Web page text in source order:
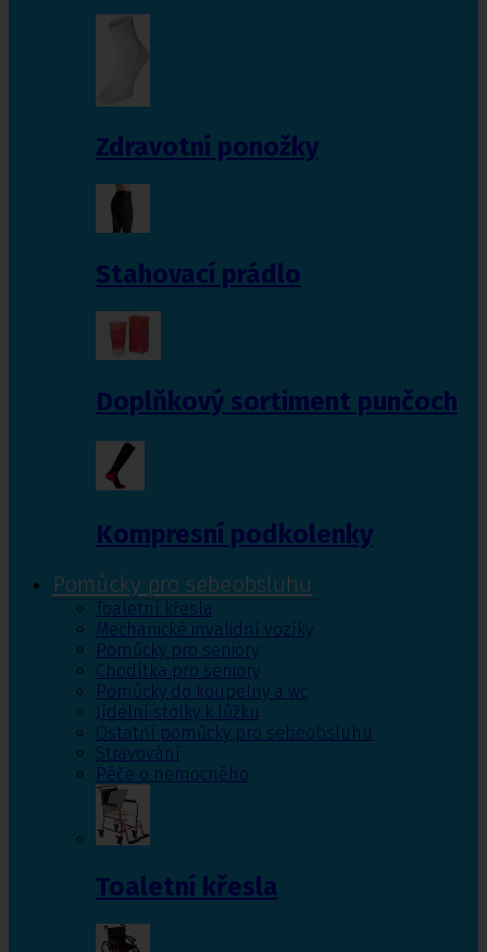
Zdravotní ponožky
Stahovací prádlo
Doplňkový sortiment punčoch
Kompresní podkolenky
Pomůcky pro sebeobsluhu
Toaletní křesla
Mechanické invalidní vozíky
Pomůcky pro seniory
Chodítka pro seniory
Pomůcky do koupelny a wc
Jídelní stolky k lůžku
Ostatní pomůcky pro sebeobsluhu
Stravování
Péče o nemocného
Toaletní křesla